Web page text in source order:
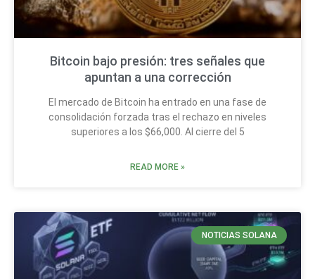
Bitcoin bajo presión: tres señales que
apuntan a una corrección
El mercado de Bitcoin ha entrado en una fase de
consolidación forzada tras el rechazo en niveles
superiores a los $66,000. Al cierre del 5
READ MORE »
NOTICIAS SOLANA